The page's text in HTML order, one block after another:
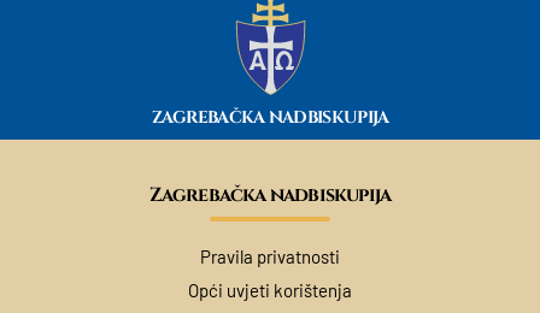
ZAGREBAČKA NADBISKUPIJA
Zagrebačka nadbiskupija
Pravila privatnosti
Opći uvjeti korištenja